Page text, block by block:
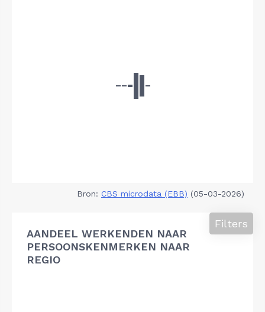
Bron: CBS microdata (EBB) (05-03-2026)
AANDEEL WERKENDEN NAAR
PERSOONSKENMERKEN NAAR
REGIO
Filters